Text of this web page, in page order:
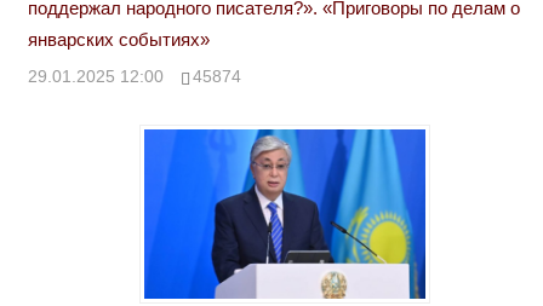
поддержал народного писателя?». «Приговоры по делам о
январских событиях»
29.01.2025 12:00 45874